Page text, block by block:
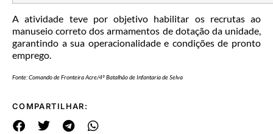
A atividade teve por objetivo habilitar os recrutas ao
manuseio correto dos armamentos de dotação da unidade,
garantindo a sua operacionalidade e condições de pronto
emprego.
Fonte: Comando de Fronteira Acre/4º Batalhão de Infantaria de Selva
COMPARTILHAR: